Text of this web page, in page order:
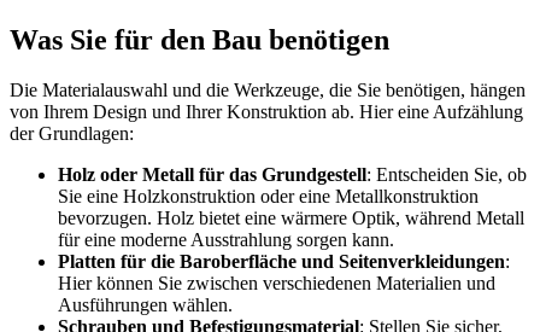
Was Sie für den Bau benötigen
Die Materialauswahl und die Werkzeuge, die Sie benötigen, hängen
von Ihrem Design und Ihrer Konstruktion ab. Hier eine Aufzählung
der Grundlagen:
Holz oder Metall für das Grundgestell: Entscheiden Sie, ob
Sie eine Holzkonstruktion oder eine Metallkonstruktion
bevorzugen. Holz bietet eine wärmere Optik, während Metall
für eine moderne Ausstrahlung sorgen kann.
Platten für die Baroberfläche und Seitenverkleidungen:
Hier können Sie zwischen verschiedenen Materialien und
Ausführungen wählen.
Schrauben und Befestigungsmaterial: Stellen Sie sicher,